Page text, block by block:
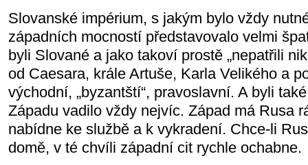
Slovanské impérium, s jakým bylo vždy
západních mocností představovalo velmi
byli Slované a jako takoví prostě „nepatřili
od Caesara, krále Artuše, Karla Velikého a
východní, „byzantští“, pravoslavní. A byli
Západu vadilo vždy nejvíc. Západ má Rusa
nabídne ke službě a k vykradení. Chce-li
domě, v té chvíli západní cit rychle ochabne.